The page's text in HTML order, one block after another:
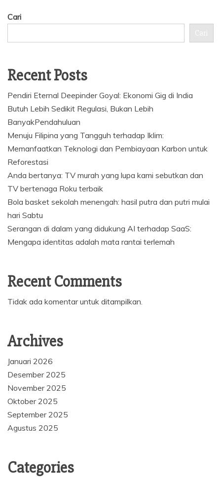
Cari
Cari
Recent Posts
Pendiri Eternal Deepinder Goyal: Ekonomi Gig di India
Butuh Lebih Sedikit Regulasi, Bukan Lebih
BanyakPendahuluan
Menuju Filipina yang Tangguh terhadap Iklim:
Memanfaatkan Teknologi dan Pembiayaan Karbon untuk
Reforestasi
Anda bertanya: TV murah yang lupa kami sebutkan dan
TV bertenaga Roku terbaik
Bola basket sekolah menengah: hasil putra dan putri mulai
hari Sabtu
Serangan di dalam yang didukung AI terhadap SaaS:
Mengapa identitas adalah mata rantai terlemah
Recent Comments
Tidak ada komentar untuk ditampilkan.
Archives
Januari 2026
Desember 2025
November 2025
Oktober 2025
September 2025
Agustus 2025
Categories